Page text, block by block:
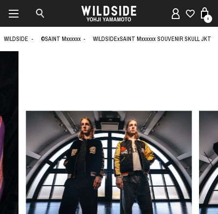
0
WILDSIDE ©SAINT Mxxxxxx WILDSIDExSAINT Mxxxxxx SOUVENIR SKULL JKT